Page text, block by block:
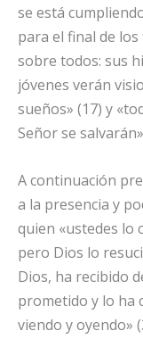
se está
para el final de
sobre todos: sus
jóvenes verán
sueños» (17) y
Señor se
A continuación
a la presencia y
quien «ustedes lo
pero Dios lo
Dios, ha recibido
prometido y lo ha
viendo y oyendo»